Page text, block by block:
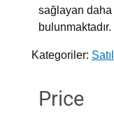
sağlayan daha
bulunmaktadır.
Kategoriler:
Price